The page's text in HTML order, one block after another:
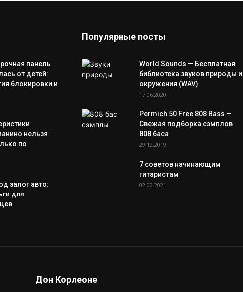
панель
от детей:
блокировки и
нельзя
по
залог авто:
для
Популярные посты
World Sounds — Бесплатная
библиотека звуков природы и
окружения (WAV)
17.06.2020
Permich 50 Free 808 Bass —
Свежая подборка сэмплов
808 баса
29.12.2019
7 советов начинающим
гитаристам
02.02.2021
Дон Корлеоне